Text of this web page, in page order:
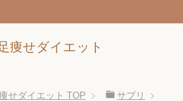
痩せダイエット
せダイエット TOP サプリ